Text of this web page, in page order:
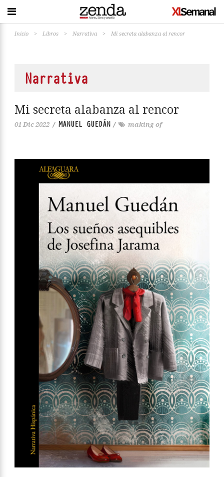
Inicio > Libros > Narrativa > Mi secreta alabanza al rencor
Narrativa
Mi secreta alabanza al rencor
01 Dic 2022 / MANUEL GUEDÁN / making of